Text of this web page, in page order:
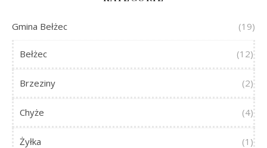
Gmina Bełżec (19)
Bełżec (12)
Brzeziny (2)
Chyże (4)
Żyłka (1)